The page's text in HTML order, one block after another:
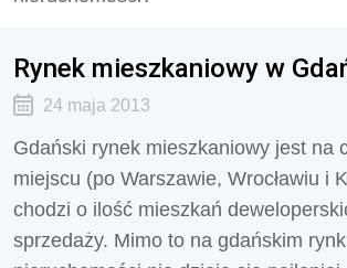
Rynek mieszkaniowy w
24 maja 2013
Gdański rynek mieszkaniowy jest na
miejscu (po Warszawie, Wrocławiu i
chodzi o ilość mieszkań
sprzedaży. Mimo to na gdańskim